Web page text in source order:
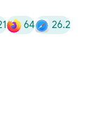
64 26.2